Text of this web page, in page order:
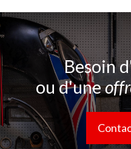
Besoin
ou d'une